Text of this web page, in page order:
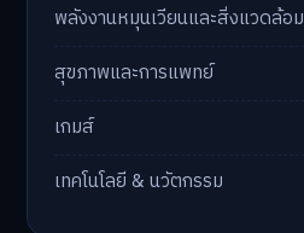
พลังงานหมุนเวียนและสิ่งแวดล้อม
สุขภาพและการแพทย์
เกมส์
เทคโนโลยี & นวัตกรรม